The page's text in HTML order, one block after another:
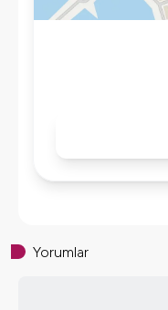
Tost Makinesi
Yorumlar